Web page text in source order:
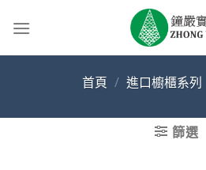
首頁 / 進口櫥櫃系列
篩選